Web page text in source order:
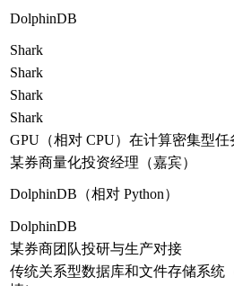
DolphinDB
Shark
Shark
Shark
Shark
GPU（相对 CPU）在计算密集型
某券商量化投资经理（嘉宾）
DolphinDB（相对 Python）
DolphinDB
某券商团队投研与生产对接
传统关系型数据库和文件存储系统